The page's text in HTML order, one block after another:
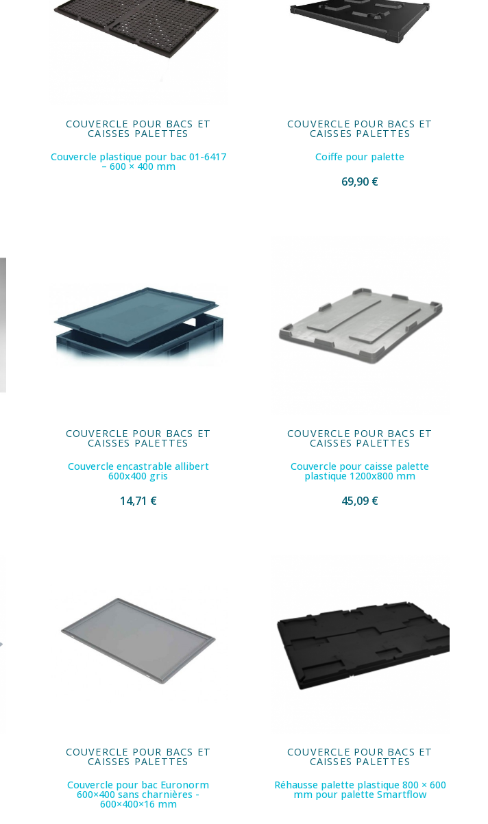
COUVERCLE POUR BACS ET
CAISSES PALETTES
Couvercle plastique pour bac 01-6417
– 600 × 400 mm
COUVERCLE POUR BACS ET
CAISSES PALETTES
Coiffe pour palette
69,90 €
COUVERCLE POUR BACS ET
CAISSES PALETTES
Couvercle encastrable allibert
600x400 gris
14,71 €
COUVERCLE POUR BACS ET
CAISSES PALETTES
Couvercle pour caisse palette
plastique 1200x800 mm
45,09 €
COUVERCLE POUR BACS ET
CAISSES PALETTES
Couvercle pour bac Euronorm
600×400 sans charnières -
600×400×16 mm
COUVERCLE POUR BACS ET
CAISSES PALETTES
Réhausse palette plastique 800 × 600
mm pour palette Smartflow